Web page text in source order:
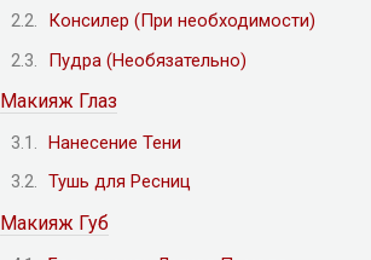
Консилер (При необходимости)
Пудра (Необязательно)
Макияж Глаз
Нанесение Тени
Тушь для Ресниц
Макияж Губ